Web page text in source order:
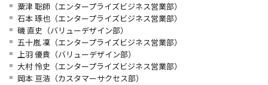
粟津 聡師（エンタープライズビジネス営業部）
石本 琢也（エンタープライズビジネス営業部）
磯 直史（バリューデザイン部）
五十嵐 凜（エンタープライズビジネス営業部）
上羽 優貴（バリューデザイン部）
大村 怜史（エンタープライズビジネス営業部）
岡本 亘浩（カスタマーサクセス部）